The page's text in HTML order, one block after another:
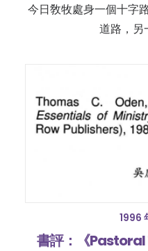
今日敎牧處身一個十字
道路，另
1996
書評：《